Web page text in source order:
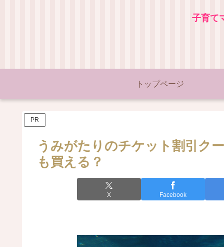
子育て
トップページ
PR
うみがたりのチケット割引ク
も買える？
X Facebook